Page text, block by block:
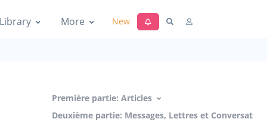
More New
Première partie: Articles
Deuxième partie: Messages, Lettres et